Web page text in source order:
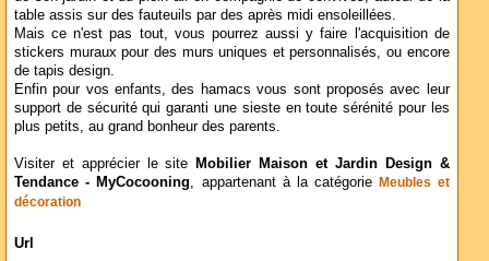
table assis sur des fauteuils par des après midi ensoleillées.
Mais ce n'est pas tout, vous pourrez aussi y faire l'acquisition de
stickers muraux pour des murs uniques et personnalisés, ou encore
de tapis design.
Enfin pour vos enfants, des hamacs vous sont proposés avec leur
support de sécurité qui garanti une sieste en toute sérénité pour les
plus petits, au grand bonheur des parents.
Visiter et apprécier le site Mobilier Maison et Jardin Design &
Tendance - MyCocooning, appartenant à la catégorieMeubles et
décoration
Url